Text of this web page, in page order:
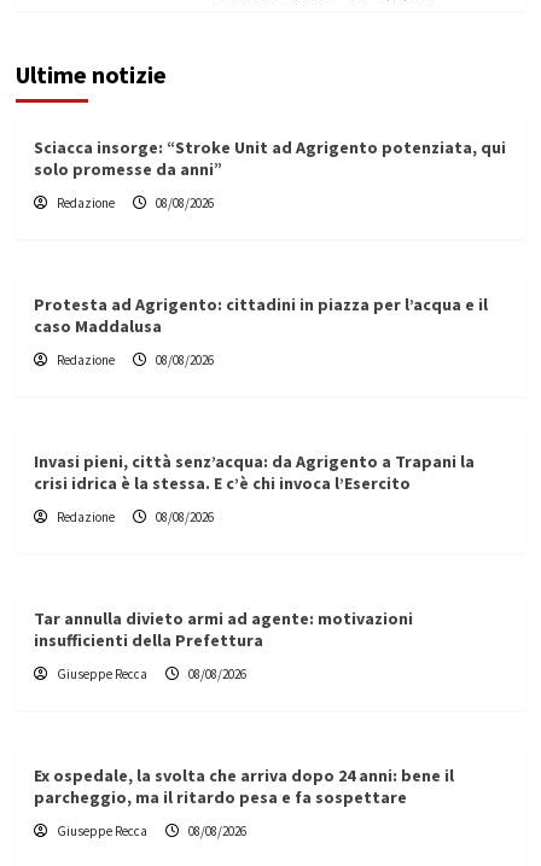
Ultime notizie
Sciacca insorge: “Stroke Unit ad Agrigento potenziata, qui
solo promesse da anni”
Redazione 08/08/2026
Protesta ad Agrigento: cittadini in piazza per l’acqua e il
caso Maddalusa
Redazione 08/08/2026
Invasi pieni, città senz’acqua: da Agrigento a Trapani la
crisi idrica è la stessa. E c’è chi invoca l’Esercito
Redazione 08/08/2026
Tar annulla divieto armi ad agente: motivazioni
insufficienti della Prefettura
Giuseppe Recca 08/08/2026
Ex ospedale, la svolta che arriva dopo 24 anni: bene il
parcheggio, ma il ritardo pesa e fa sospettare
Giuseppe Recca 08/08/2026